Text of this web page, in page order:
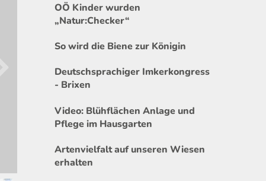
OÖ Kinder wurden
„Natur:Checker“
So wird die Biene zur Königin
Deutschsprachiger Imkerkongress
- Brixen
Video: Blühflächen Anlage und
Pflege im Hausgarten
Artenvielfalt auf unseren Wiesen
erhalten